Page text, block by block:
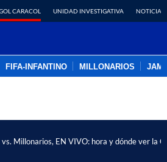
CARACOL UNIDAD INVESTIGATIVA NOTICIAS
FIFA-INFANTINO MILLONARIOS
vs. Millonarios, EN VIVO: hora y dónde ver la